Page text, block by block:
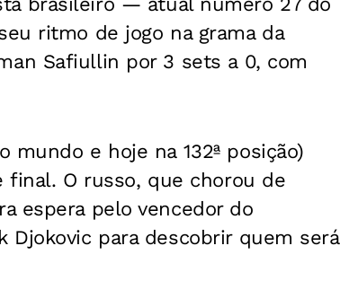
ritmo de jogo na grama da
Safiullin por 3 sets a 0, com
e hoje na 132ª posição)
final. O russo, que chorou de
espera pelo vencedor do
para descobrir quem será